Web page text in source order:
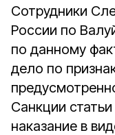
Сотрудники
России по
по данному
дело по
Санкции
наказание в